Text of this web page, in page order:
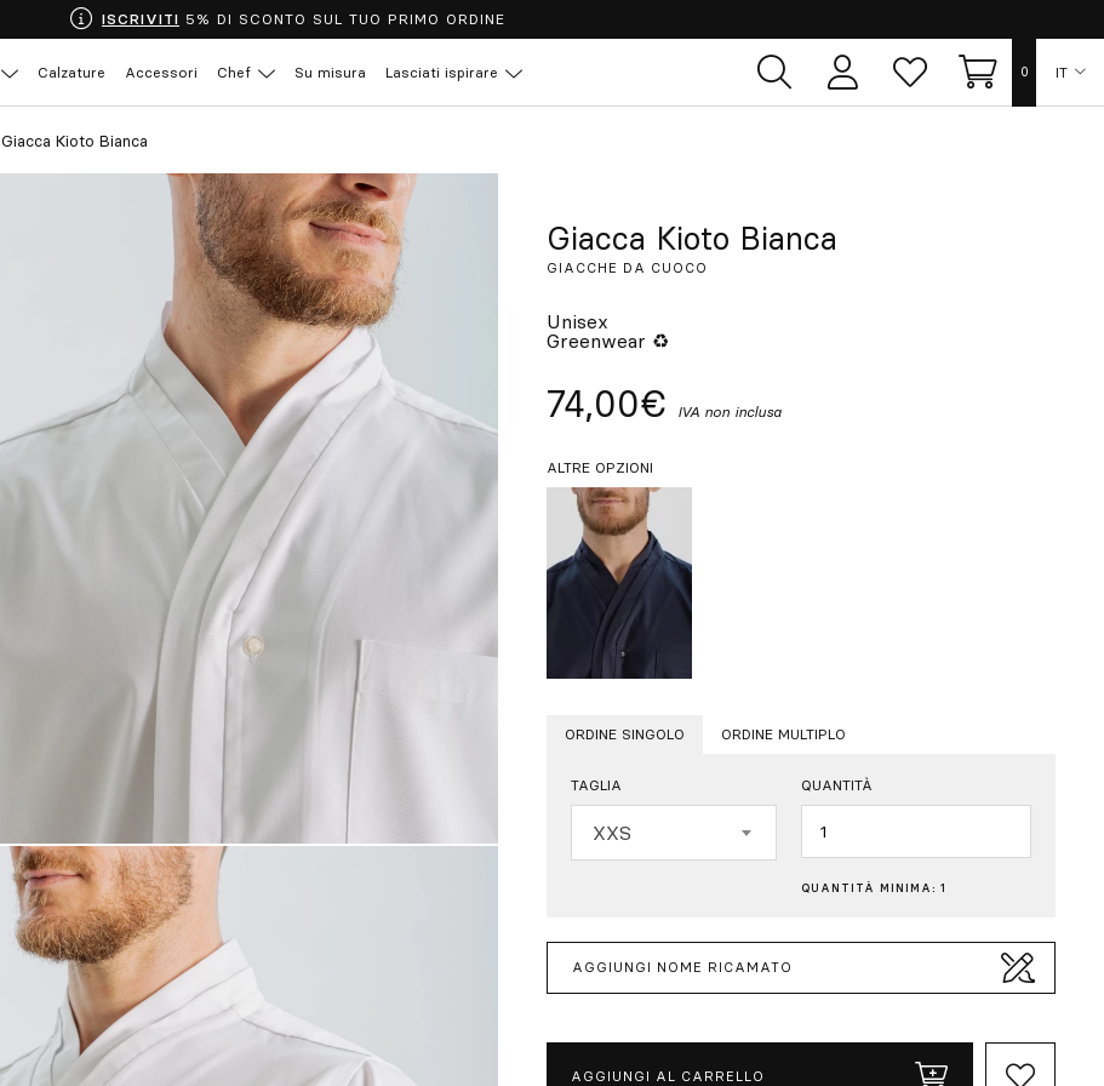
ISCRIVITI 5% DI SCONTO SUL TUO PRIMO ORDINE
Calzature Accessori Chef Su misura Lasciati ispirare
Area
utente
Lista
dei
Carrello
0 IT
Giacca Kioto Bianca
Giacca Kioto Bianca
GIACCHE DA CUOCO
Unisex
Greenwear ♻
74,00€ IVA non inclusa
ALTRE OPZIONI
ORDINE SINGOLO ORDINE MULTIPLO
TAGLIA
XXS
QUANTITÀ
QUANTITÀ MINIMA: 1
AGGIUNGI NOME RICAMATO
AGGIUNGI AL CARRELLO